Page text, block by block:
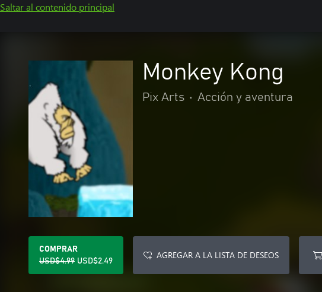
Saltar al contenido principal
Monkey Kong
Pix Arts • Acción y aventura
COMPRAR
USD$4.99 USD$2.49
AGREGAR A LA LISTA DE DESEOS